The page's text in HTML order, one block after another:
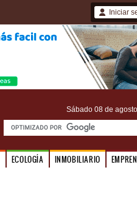
Iniciar
Sábado 08 de
ECOLOGÍA INMOBILIARIO